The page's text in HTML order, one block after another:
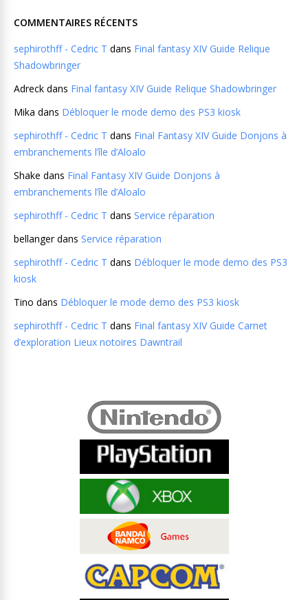
COMMENTAIRES RÉCENTS
sephirothff - Cedric T dans Final fantasy XIV Guide Relique
Shadowbringer
Adreck dans Final fantasy XIV Guide Relique Shadowbringer
Mika dans Débloquer le mode demo des PS3 kiosk
sephirothff - Cedric T dans Final Fantasy XIV Guide Donjons à
embranchements l’île d’Aloalo
Shake dans Final Fantasy XIV Guide Donjons à
embranchements l’île d’Aloalo
sephirothff - Cedric T dans Service réparation
bellangerdans Service réparation
sephirothff - Cedric T dans Débloquer le mode demo des PS3
kiosk
Tino dans Débloquer le mode demo des PS3 kiosk
sephirothff - Cedric T dans Final fantasy XIV Guide Carnet
d’exploration Lieux notoires Dawntrail